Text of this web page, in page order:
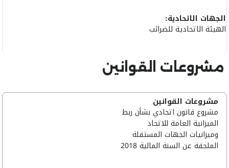
الجهات الاتحادية:
الهيئة الاتحادية للضرائب
مشروعات القوانين
مشروعات القوانين
مشروع قانون اتحادي بشأن ربط
الميزانية العامة للاتحاد
وميزانيات الجهات المستقلة
الملحقة عن السنة المالية 2018